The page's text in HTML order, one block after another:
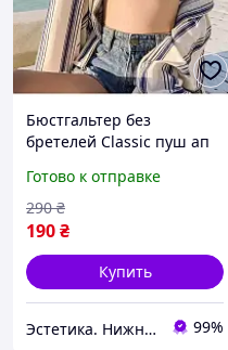
Бюстгальтер без
бретелей Classic пуш ап
бесшовный балконет
трансформер черный
Готово к отправке
190₴
290 ₴
Купить
Эстетика. Нижнее белье. 99%